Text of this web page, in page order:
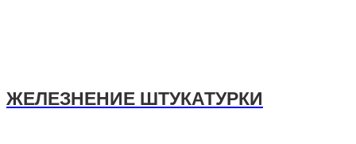
ЖЕЛЕЗНЕНИЕ ШТУКАТУРКИ